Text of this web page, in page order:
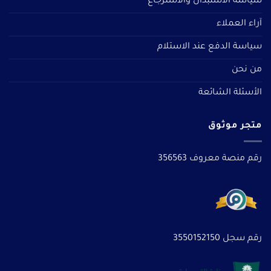
آراء العملاء
سياسة الدفع عند الاستلام
من نحن
الأسئلة الشائعة
متجر موثوق
رقم منصة معروف 356563
رقم سجل 3550152150